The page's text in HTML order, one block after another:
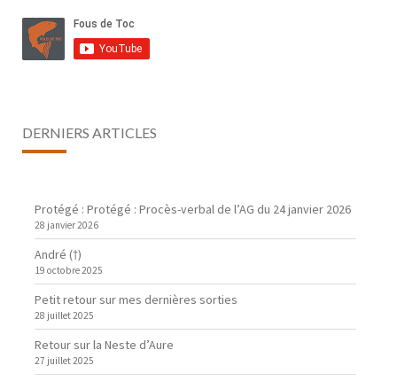
DERNIERS ARTICLES
Protégé : Protégé : Procès-verbal de l’AG du 24 janvier 2026
28 janvier 2026
André (†)
19 octobre 2025
Petit retour sur mes dernières sorties
28 juillet 2025
Retour sur la Neste d’Aure
27 juillet 2025